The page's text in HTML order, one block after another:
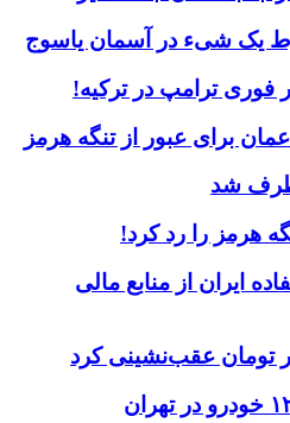
یک شیء در آسمان یاسوج
فوری ترامپ در ترکیه!
برای عبور از تنگه هرمز
شد
هرمز را رد کرد!
ایران از منابع مالی